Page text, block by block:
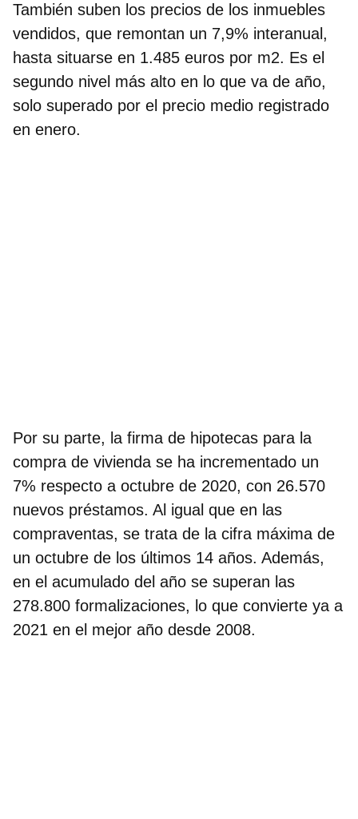
También suben los precios de los inmuebles
vendidos, que remontan un 7,9% interanual,
hasta situarse en 1.485 euros por m2. Es el
segundo nivel más alto en lo que va de año,
solo superado por el precio medio registrado
en enero.
Por su parte, la firma de hipotecas para la
compra de vivienda se ha incrementado un
7% respecto a octubre de 2020, con 26.570
nuevos préstamos. Al igual que en las
compraventas, se trata de la cifra máxima de
un octubre de los últimos 14 años. Además,
en el acumulado del año se superan las
278.800 formalizaciones, lo que convierte ya a
2021 en el mejor año desde 2008.